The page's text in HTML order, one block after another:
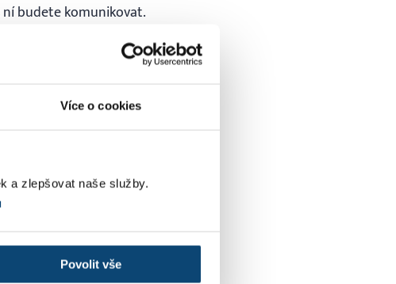
Více o cookies
a zlepšovat naše služby.
Povolit vše
budete komunikovat.
dlouhého běhu.
budete postupně
co se vám líbilo a co
lyžích jste jezdili.
řekneme si o nich